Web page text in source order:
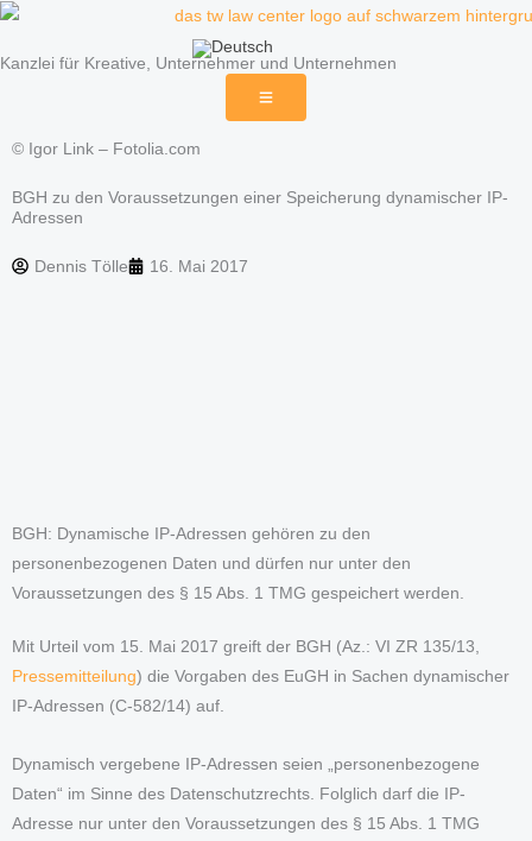
Zum
springen
Kanzlei für Kreative, Unternehmer und Unternehmen
© Igor Link – Fotolia.com
BGH zu den Voraussetzungen einer Speicherung dynamischer IP-
Adressen
Dennis Tölle 16. Mai 2017
BGH: Dynamische IP-Adressen gehören zu den
personenbezogenen Daten und dürfen nur unter den
Voraussetzungen des § 15 Abs. 1 TMG gespeichert werden.
Mit Urteil vom 15. Mai 2017 greift der BGH (Az.: VI ZR 135/13,
Pressemitteilung) die Vorgaben des EuGH in Sachen dynamischer
IP-Adressen (C-582/14) auf.
Dynamisch vergebene IP-Adressen seien „personenbezogene
Daten“ im Sinne des Datenschutzrechts. Folglich darf die IP-
Adresse nur unter den Voraussetzungen des § 15 Abs. 1 TMG